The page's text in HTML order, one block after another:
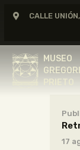
CALLE
MUSEO
6
17